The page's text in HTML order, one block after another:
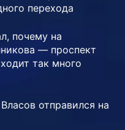
перехода
почему на
— проспект
так много
отправился на